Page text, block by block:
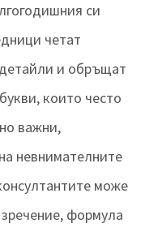
си
четат
и обръщат
които често
важни,
невнимателните
може
формула